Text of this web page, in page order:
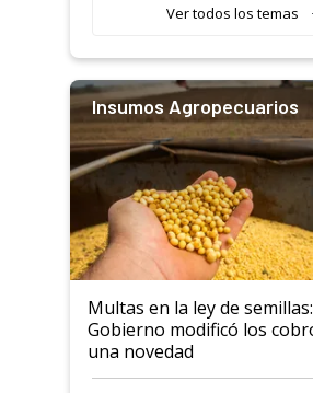
Ver todos los temas
Insumos Agropecuarios
Multas en la ley de
Gobierno modificó los
una novedad